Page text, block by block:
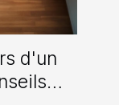
d'un